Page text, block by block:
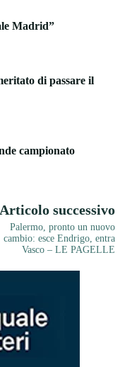
Madrid”
di passare il
campionato
Articolo successivo
Palermo, pronto un nuovo
cambio: esce Endrigo, entra
Vasco – LE PAGELLE